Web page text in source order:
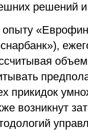
решений и
прикидок
возникнут